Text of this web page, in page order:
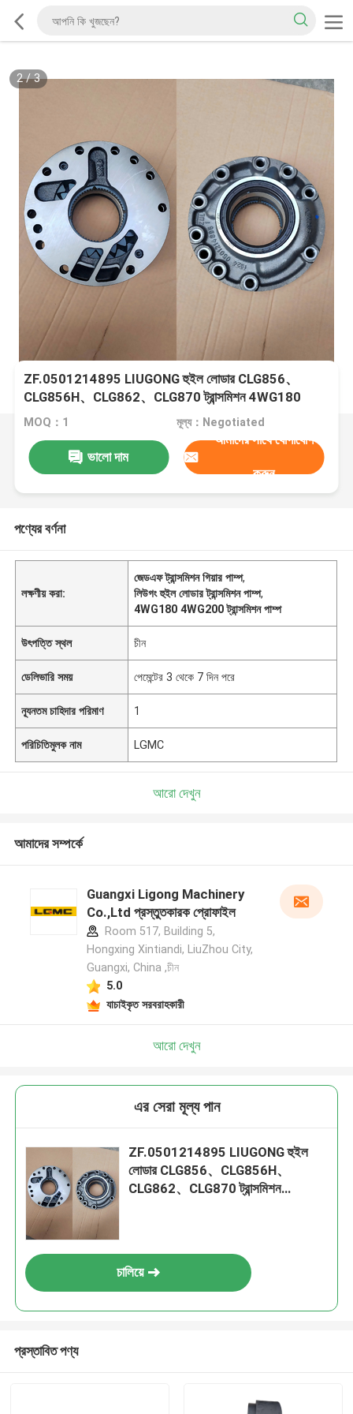
2/3
ZF.0501214895 LIUGONG হুইল লোডার CLG856、
CLG856H、CLG862、CLG870 ট্রান্সমিশন 4WG180
4WG200 6WG180 3WG190 এর জন্য ট্রান্সমিশন গিয়ার পাম্প
MOQ：1 মূল্য：Negotiated
ভালো দাম
আমাদের সাথে যোগাযোগ
করুন
পণ্যের বর্ণনা
লক্ষণীয় করা:
জেডএফ ট্রান্সমিশন গিয়ার পাম্প,
লিউগং হুইল লোডার ট্রান্সমিশন পাম্প,
4WG180 4WG200 ট্রান্সমিশন পাম্প
উৎপত্তি স্থল চীন
ডেলিভারি সময় পেমেন্টের 3 থেকে 7 দিন পরে
ন্যূনতম চাহিদার পরিমাণ 1
পরিচিতিমুলক নাম LGMC
আরো দেখুন
আমাদের সম্পর্কে
Guangxi Ligong Machinery
Co.,Ltd প্রস্তুতকারক প্রোফাইল
Room 517, Building 5,
Hongxing Xintiandi, LiuZhou City,
Guangxi, China ,চীন
5.0
যাচাইকৃত সরবরাহকারী
আরো দেখুন
এর সেরা মূল্য পান
ZF.0501214895 LIUGONG হুইল
লোডার CLG856、CLG856H、
CLG862、CLG870 ট্রান্সমিশন
চালিয়ে
প্রস্তাবিত পণ্য